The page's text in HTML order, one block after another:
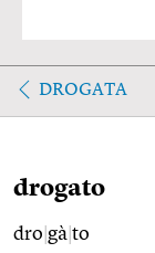
DROGATA
drogato
dro gà to